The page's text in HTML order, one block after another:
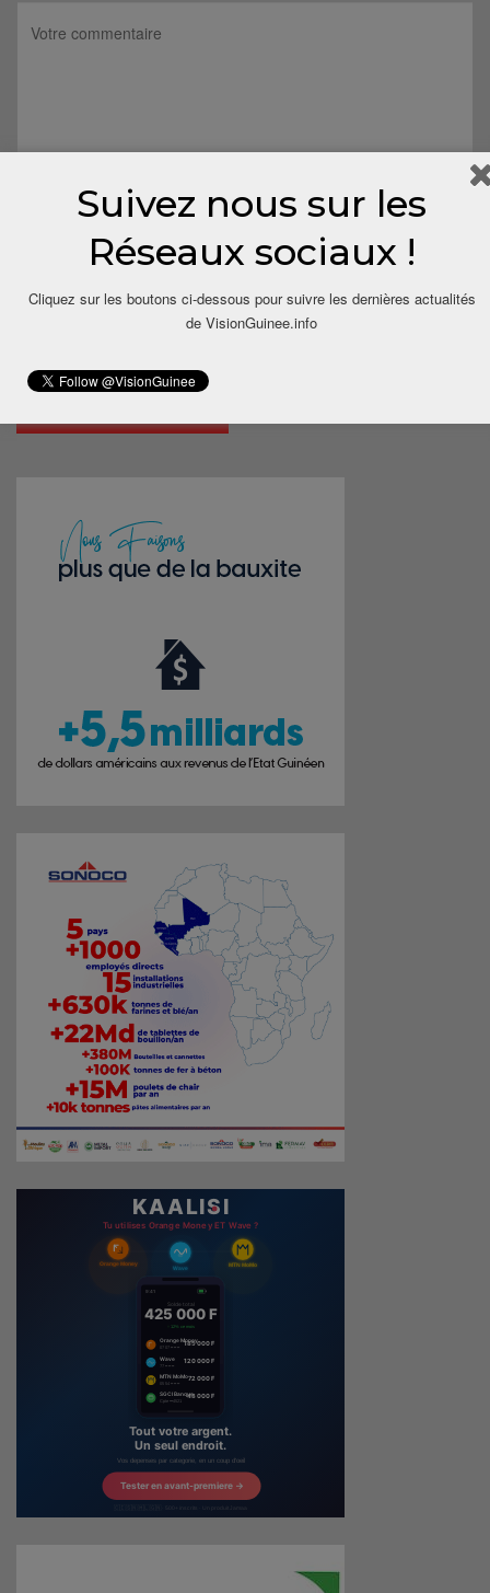
time I comment.
Suivez nous sur les
Réseaux sociaux !
Cliquez sur les boutons ci-dessous pour suivre les dernières actualités
de VisionGuinee.info